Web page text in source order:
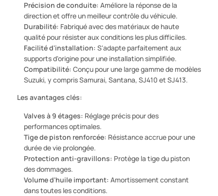
Précision de conduite: Améliore la réponse de la
direction et offre un meilleur contrôle du véhicule.
Durabilité: Fabriqué avec des matériaux de haute
qualité pour résister aux conditions les plus difficiles.
Facilité d'installation: S'adapte parfaitement aux
supports d'origine pour une installation simplifiée.
Compatibilité: Conçu pour une large gamme de modèles
Suzuki, y compris Samurai, Santana, SJ410 et SJ413.
Les avantages clés:
Valves à 9 étages: Réglage précis pour des
performances optimales.
Tige de piston renforcée: Résistance accrue pour une
durée de vie prolongée.
Protection anti-gravillons: Protège la tige du piston
des dommages.
Volume d'huile important: Amortissement constant
dans toutes les conditions.